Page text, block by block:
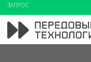
ЗАПРОС